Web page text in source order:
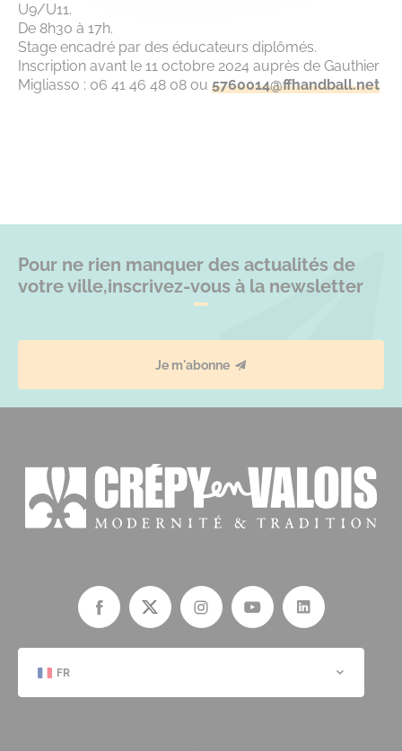
U9/U11.
De 8h30 à 17h.
Stage encadré par des éducateurs diplômés.
Inscription avant le 11 octobre 2024 auprès de Gauthier
Migliasso : 06 41 46 48 08 ou 5760014@ffhandball.net
Pour ne rien manquer des actualités de
votre ville,inscrivez-vous à la newsletter
Je m'abonne
FR